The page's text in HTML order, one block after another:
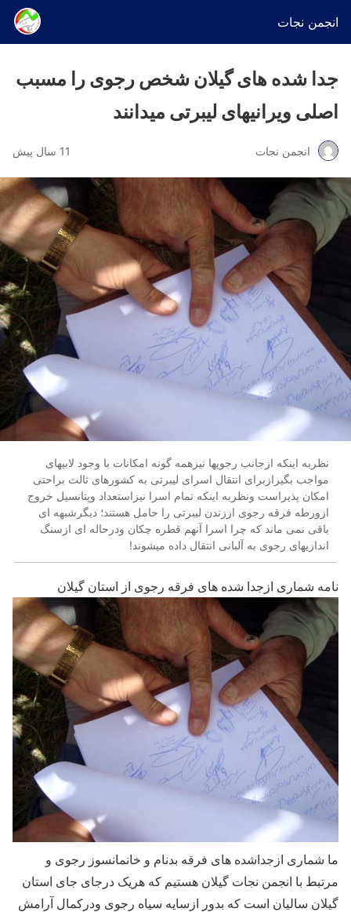
انجمن نجات
جدا شده های گیلان شخص رجوی را مسبب
اصلی ویرانیهای لیبرتی میدانند
انجمن نجات 11 سال پیش
نظربه اینکه ازجانب رجویها نیزهمه گونه امکانات با وجود لابیهای
مواجب بگیرازبرای انتقال اسرای لیبرتی به کشورهای ثالث براحتی
امکان پذیراست ونظربه اینکه تمام اسرا نیزاستعداد وپتانسیل خروج
ازورطه فرقه رجوی اززندن لیبرتی را حامل هستند؛ دیگرشبهه ای
باقی نمی ماند که چرا اسرا آنهم قطره چکان ودرحاله ای ازسنگ
اندازیهای رجوی به آلبانی انتقال داده میشوند!
نامه شماری ازجدا شده های فرقه رجوی از استان گیلان
ما شماری ازجداشده های فرقه بدنام و خانمانسوز رجوی و
مرتبط با انجمن نجات گیلان هستیم که هریک درجای جای استان
گیلان سالیان است که بدور ازسایه سیاه رجوی ودرکمال آرامش